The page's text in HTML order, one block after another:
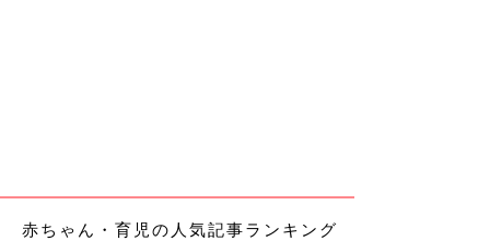
よく使う小物は小さな収納ボックスに入れているそう。わかりや
赤ちゃん・育児の人気記事ランキング